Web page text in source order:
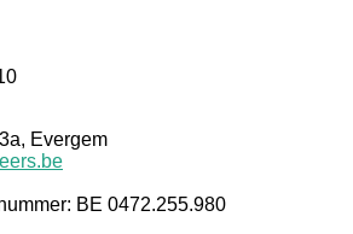
Evergem
BE 0472.255.980